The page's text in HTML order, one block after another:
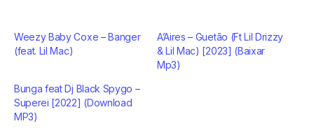
Weezy Baby Coxe – Banger
(feat. Lil Mac)
A’Aires – Guetão (Ft Lil Drizzy
& Lil Mac) [2023] (Baixar
Mp3)
Bunga feat Dj Black Spygo –
Superei [2022] (Download
MP3)